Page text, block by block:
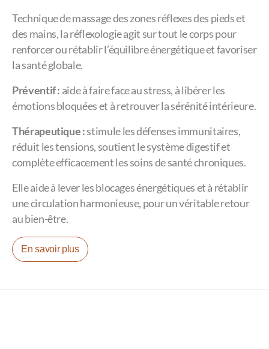
Technique de massage des zones réflexes des pieds et
des mains, la réflexologie agit sur tout le corps pour
renforcer ou rétablir l’équilibre énergétique et favoriser
la santé globale.
Préventif : aide à faire face au stress, à libérer les
émotions bloquées et à retrouver la sérénité intérieure.
Thérapeutique :stimule les défenses immunitaires,
réduit les tensions, soutient le système digestif et
complète efficacement les soins de santé chroniques.
Elle aide à lever les blocages énergétiques et à rétablir
une circulation harmonieuse, pour un véritable retour
au bien-être.
En savoir plus